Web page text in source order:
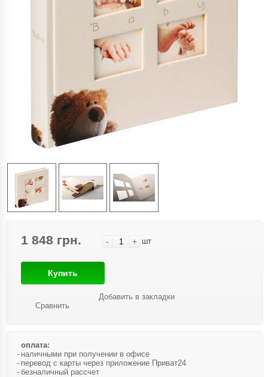
1 848 грн. - + шт
Купить
Сравнить
Добавить в закладки
оплата:
наличными при получении в офисе
перевод с карты через приложение Приват24
безналичный рассчет